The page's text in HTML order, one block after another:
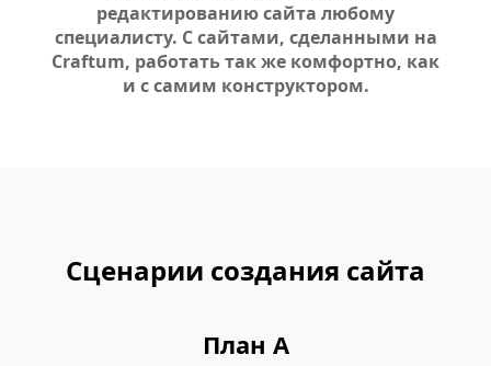
редактированию сайта любому
специалисту. С сайтами, сделанными на
Craftum, работать так же комфортно, как
и с самим конструктором.
Сценарии создания сайта
План А